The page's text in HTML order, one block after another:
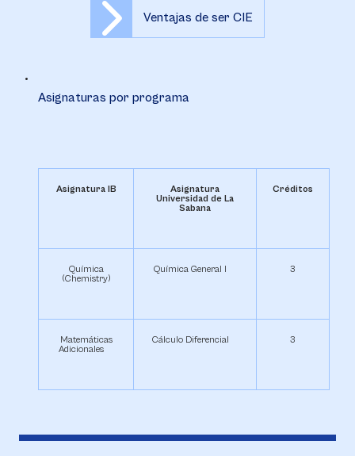
Ventajas de ser CIE
Asignaturas por programa
Asignatura IB
Asignatura
Universidad de La
Sabana
Créditos
Química
(Chemistry)
Química General I 3
Matemáticas
Adicionales
Cálculo Diferencial 3